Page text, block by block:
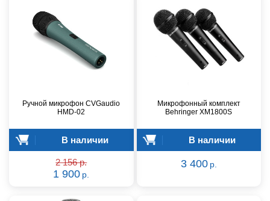
Ручной микрофон CVGaudio
HMD-02
В наличии
2 156 р.
1 900 р.
Микрофонный комплект
Behringer XM1800S
В наличии
3 400 р.